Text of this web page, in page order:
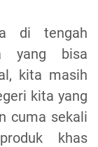
di tengah
yang bisa
kita masih
kita yang
cuma sekali
khas